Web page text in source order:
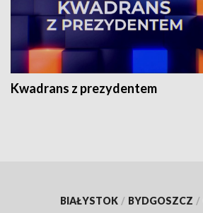
Kwadrans z prezydentem
BIAŁYSTOK / BYDGOSZCZ /